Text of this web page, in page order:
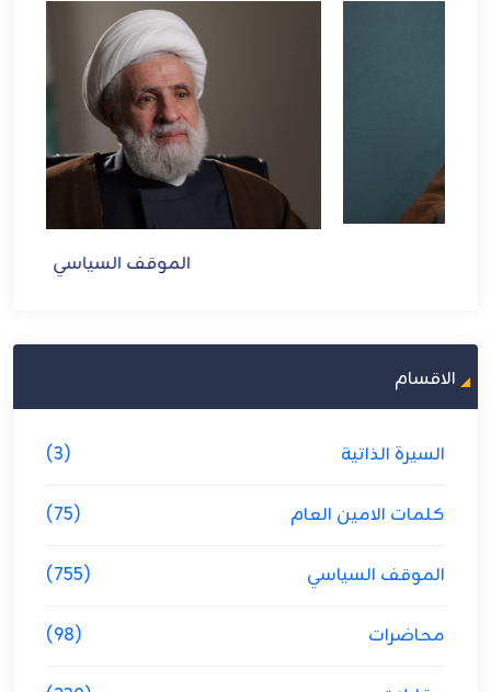
الموقف السياسي
الاقسام
السيرة الذاتية (3)
كلمات الامين العام (75)
الموقف السياسي (755)
محاضرات (98)